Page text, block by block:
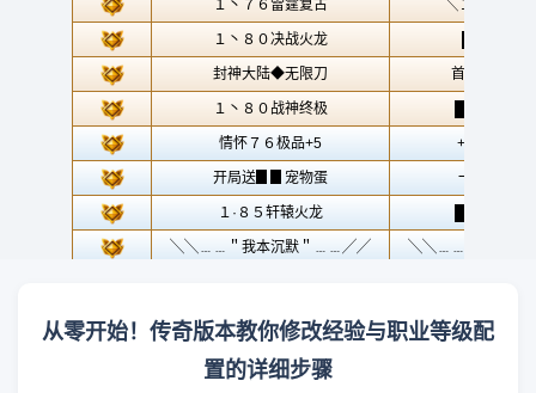
从零开始！传奇版本教你修改经验与职业等级配
置的详细步骤